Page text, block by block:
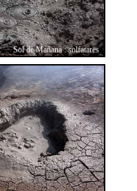
Sol de Mañana : solfatares